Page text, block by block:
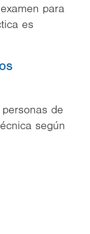
para
es
de
según